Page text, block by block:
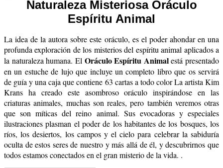
Naturaleza Misteriosa Oráculo
Espíritu Animal
La idea de la autora sobre este oráculo, es el poder ahondar en una
profunda exploración de los misterios del espíritu animal aplicados a
la naturaleza humana. El Oráculo Espíritu Animalestá presentado
en un estuche de lujo que incluye un completo libro que os servirá
de guía y una caja que contiene 63 cartas a todo color La artista Kim
Krans ha creado este asombroso oráculo inspirándose en las
criaturas animales, muchas son reales, pero también veremos otras
que son míticas del reino animal. Sus evocadoras y especiales
ilustraciones plasman el poder de los habitantes de los bosques, los
ríos, los desiertos, los campos y el cielo para celebrar la sabiduría
oculta de estos seres de nuestro y más allá de él, y descubrirnos que
todos estamos conectados en el gran misterio de la vida. .